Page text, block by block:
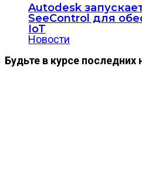
Autodesk
SeeControl для
IoT
Новости
Будьте в курсе последних